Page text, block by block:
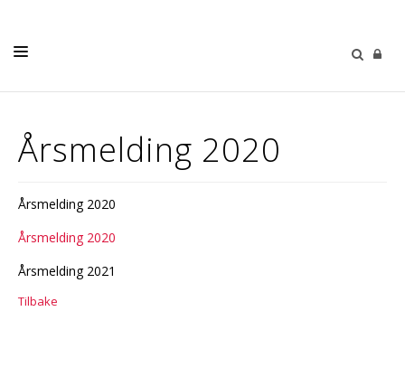
TRUSOPPLÆRING
KYRKJEBLAD
Årsmelding 2020
Årsmelding 2020
Årsmelding 2020
Årsmelding 2021
Tilbake